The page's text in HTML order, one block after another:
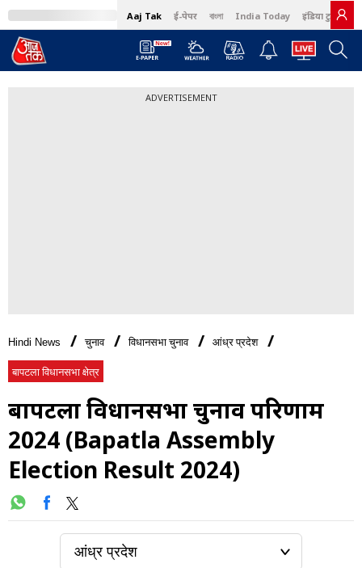
Aaj Tak ई-पेपर বাংলা India Today इंडिया टुडे हिंदी
ADVERTISEMENT
Hindi News चुनाव विधानसभा चुनाव आंध्र प्रदेश
बापटला विधानसभा क्षेत्र
बापटला विधानसभा चुनाव परिणाम
2024 (Bapatla Assembly
Election Result 2024)